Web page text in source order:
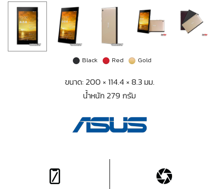
Black Red Gold
ขนาด: 200 × 114.4 × 8.3 มม.
น้ำหนัก 279 กรัม